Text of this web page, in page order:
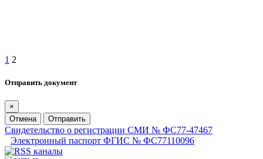
1 2
Отправить документ
×
Отмена
Отправить
Свидетельство о регистрации СМИ № ФС77-47467
Электронный паспорт ФГИС № ФС77110096